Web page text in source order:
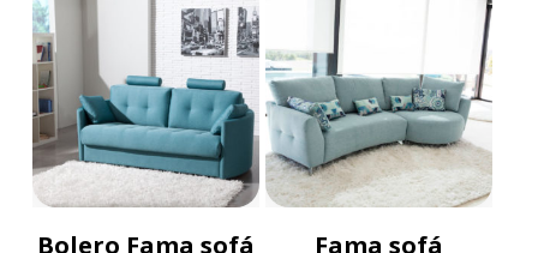
Bolero Fama sofá
Fama sofá